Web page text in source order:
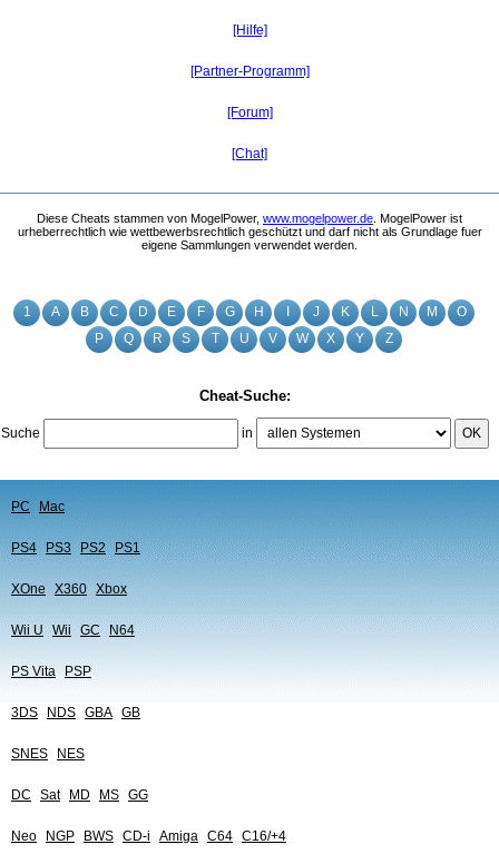
1 A B C D E F G H J K L N M
O
P
Q R S T U V W X Y Z
Cheat-Suche:
Suche in OK
PC Mac
PS4 PS3 PS2 PS1
XOne X360 Xbox
Wii U Wii GC N64
PS Vita PSP
3DS NDS GBA GB
SNES NES
DC Sat MD MS GG
Neo NGP BWS CD-i Amiga C64 C16/+4
[Hilfe]
[Partner-Programm]
[Forum]
[Chat]
Diese Cheats stammen von MogelPower, www.mogelpower.de . MogelPower ist
urheberrechtlich wie wettbewerbsrechtlich geschützt und darf nicht als Grundlage fuer
eigene Sammlungen verwendet werden.